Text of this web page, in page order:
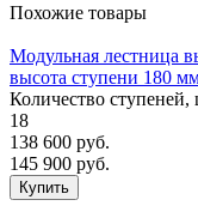
Похожие товары
Модульная лестница
высота ступени 180
Количество ступеней,
18
138 600 руб.
145 900 руб.